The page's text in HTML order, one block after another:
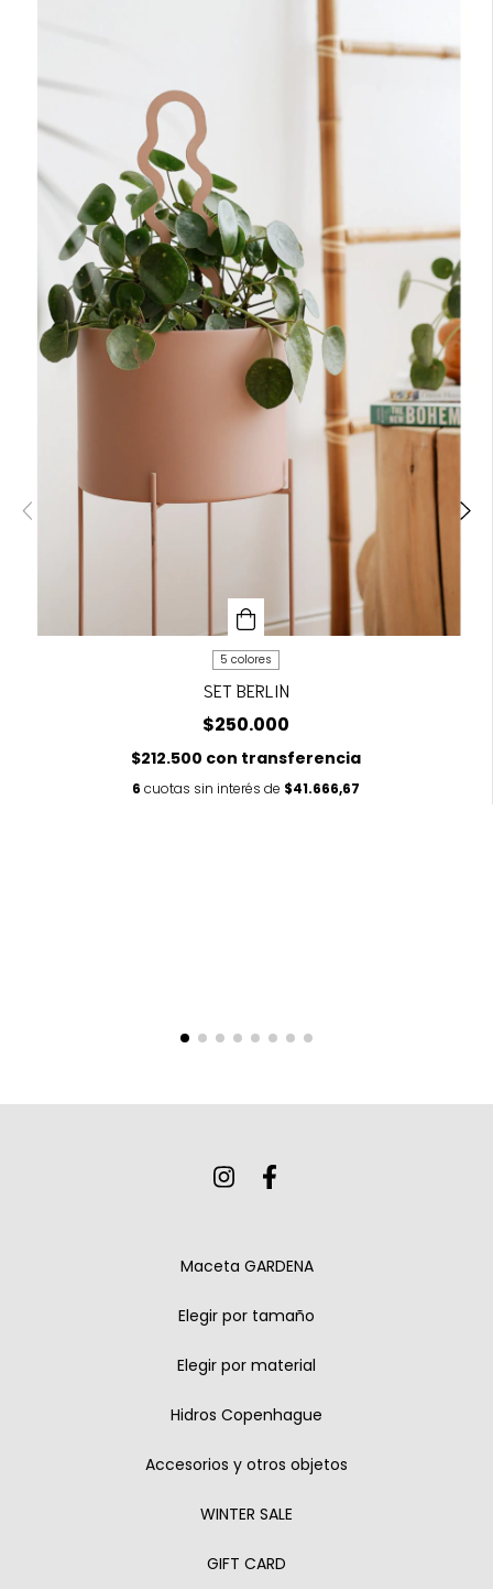
5 colores
SET BERLIN
$250.000
$212.500 con transferencia
6 cuotas sin interés de $41.666,67
Maceta GARDENA
Elegir por tamaño
Elegir por material
Hidros Copenhague
Accesorios y otros objetos
WINTER SALE
GIFT CARD